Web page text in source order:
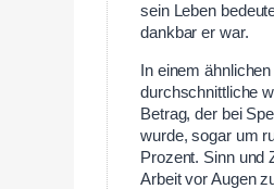
sein Leben
dankbar er war.
In einem
durchschnittliche
Betrag, der bei
wurde, sogar um
Prozent. Sinn und
Arbeit vor Augen